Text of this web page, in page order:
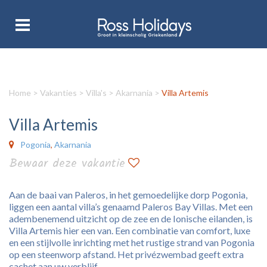
Home > Vakanties > Villa's > Akarnania > Villa Artemis
Villa Artemis
Pogonia, Akarnania
Bewaar deze vakantie
Aan de baai van Paleros, in het gemoedelijke dorp Pogonia,
liggen een aantal villa’s genaamd Paleros Bay Villas. Met een
adembenemend uitzicht op de zee en de Ionische eilanden, is
Villa Artemis hier een van. Een combinatie van comfort, luxe
en een stijlvolle inrichting met het rustige strand van Pogonia
op een steenworp afstand. Het privézwembad geeft extra